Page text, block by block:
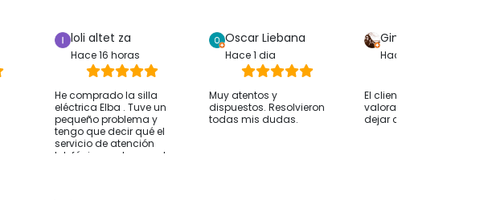
loli altet za
Hace 16 horas
He comprado la silla
eléctrica Elba . Tuve un
pequeño problema y
tengo que decir qué el
servicio de atención
telefónica y whassap ha
Oscar Liebana
Hace 1 dia
Muy atentos y
dispuestos. Resolvieron
todas mis dudas.
Gina Bp
Hace 1 dia
El cliente solo ha
valorado su compra sin
dejar comentarios